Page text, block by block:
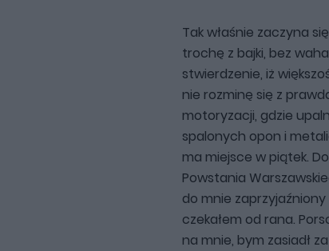
Tak właśnie zaczyna
trochę z bajki, bez
stwierdzenie, iż
nie rozminę się z
motoryzacji, gdzie
spalonych opon i
ma miejsce w piątek.
Powstania
do mnie
czekałem od rana.
na mnie, bym zasiadł